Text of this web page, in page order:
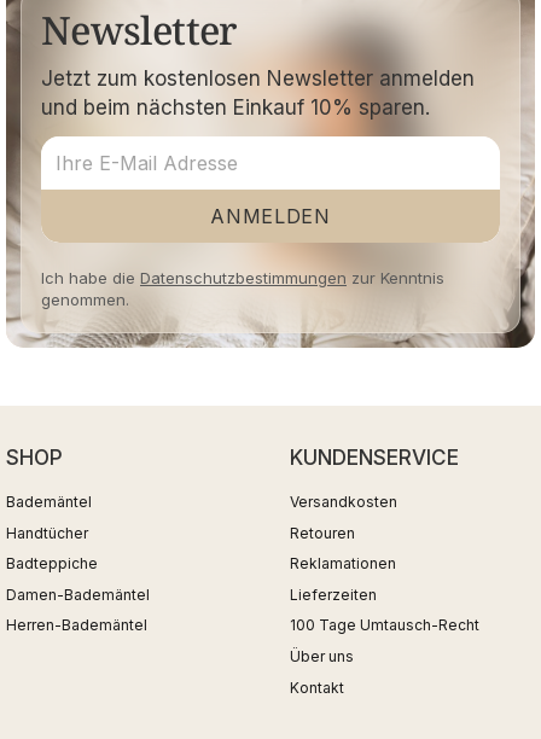
Newsletter
Jetzt zum kostenlosen Newsletter anmelden
und beim nächsten Einkauf 10% sparen.
ANMELDEN
Ich habe die Datenschutzbestimmungen zur Kenntnis
genommen.
SHOP
Bademäntel
Handtücher
Badteppiche
Damen-Bademäntel
Herren-Bademäntel
KUNDENSERVICE
Versandkosten
Retouren
Reklamationen
Lieferzeiten
100 Tage Umtausch-Recht
Über uns
Kontakt